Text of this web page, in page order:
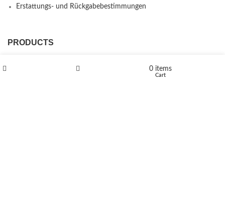
Erstattungs- und Rückgabebestimmungen
PRODUCTS
0 items
Cart